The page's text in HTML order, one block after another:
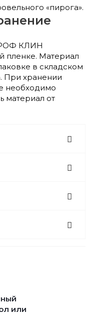
«пирога».
КЛИН
пленке. Материал
в складском
При хранении
необходимо
материал от
или